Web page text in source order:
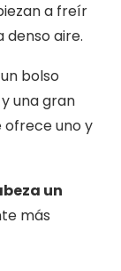
a freír
denso aire.
bolso
una gran
ofrece uno y
un
más